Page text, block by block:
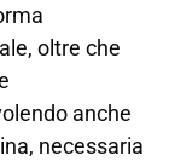
oltre che
anche
necessaria